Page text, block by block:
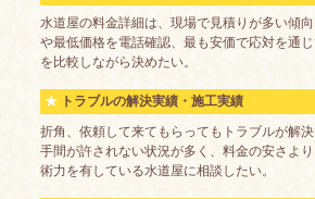
水道屋の料金詳細は、現場で見積りが多い傾
や最低価格を電話確認、最も安価で応対を通
を比較しながら決めたい。
トラブルの解決実績・施工実績
折角、依頼して来てもらってもトラブルが解
手間が許されない状況が多く、料金の安さよ
術力を有している水道屋に相談したい。